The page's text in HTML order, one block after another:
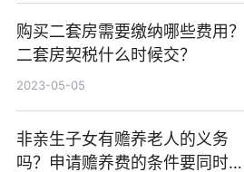
购买二套房需要缴纳哪些费用？
二套房契税什么时候交？
2023-05-05
非亲生子女有赡养老人的义务
吗？申请赡养费的条件要同时满